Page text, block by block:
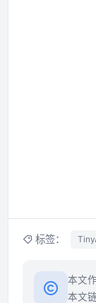
标签：
本文
本文